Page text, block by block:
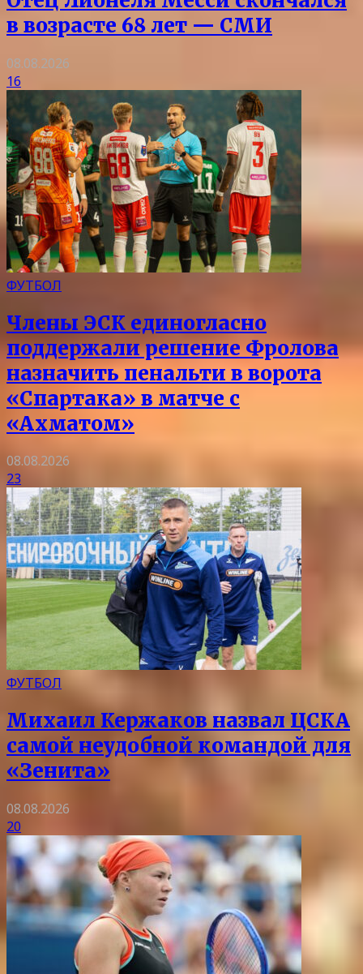
в возрасте 68 лет — СМИ
08.08.2026
16
ФУТБОЛ
Члены ЭСК единогласно
поддержали решение Фролова
назначить пенальти в ворота
«Спартака» в матче с
«Ахматом»
08.08.2026
23
ФУТБОЛ
Михаил Кержаков назвал ЦСКА
самой неудобной командой для
«Зенита»
08.08.2026
20